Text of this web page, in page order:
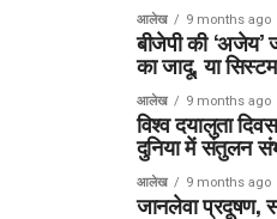
आलेख 9 months ago
बीजेपी की ‘अजेय’
का जादू, या
आलेख 9 months ago
विश्व दयालुता
दुनिया में संतुलन
आलेख 9 months ago
जानलेवा प्रदूषण,